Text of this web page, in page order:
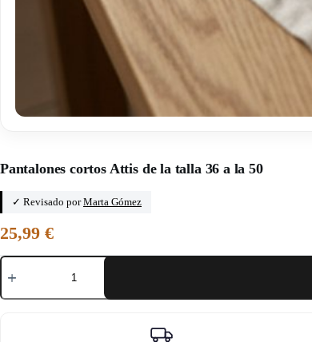
Pantalones cortos Attis de la talla 36 a la 50
✓ Revisado porMarta Gómez
25,99 €
Pantalones
cortos
de